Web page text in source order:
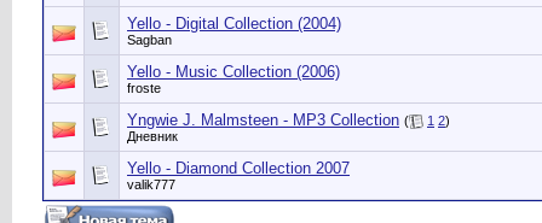
Yello - Digital Collection (2004)
Sagban
Yello - Music Collection (2006)
froste
Yngwie J. Malmsteen - MP3 Collection ( 1 2)
Дневник
Yello - Diamond Collection 2007
valik777